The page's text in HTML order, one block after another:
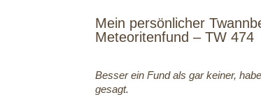
Mein persönlicher
Meteoritenfund – TW 474
Besser ein Fund als gar keiner,
gesagt.